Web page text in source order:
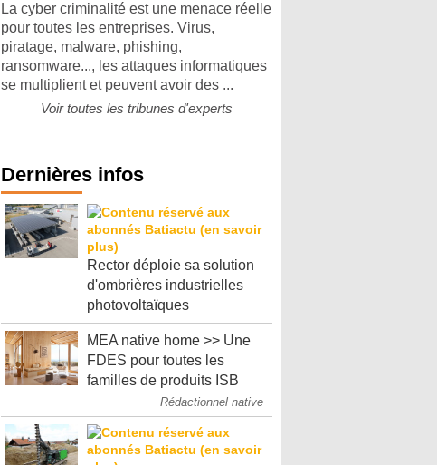
La cyber criminalité est une menace réelle
pour toutes les entreprises. Virus,
piratage, malware, phishing,
ransomware..., les attaques informatiques
se multiplient et peuvent avoir des ...
Voir toutes les tribunes d'experts
Dernières infos
Rector déploie sa solution
d'ombrières industrielles
photovoltaïques
MEA native home >> Une
FDES pour toutes les
familles de produits ISB
Rédactionnel native